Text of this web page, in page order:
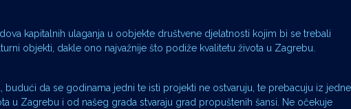
kapitalnih ulaganja u oobjekte društvene djelatnosti kojim bi se trebali
objekti, dakle ono najvažnije što podiže kvalitetu života u Zagrebu.
da se godinama jedni te isti projekti ne ostvaruju, te prebacuju iz jedne
u Zagrebu i od našeg grada stvaraju grad propuštenih šansi. Ne očekuje